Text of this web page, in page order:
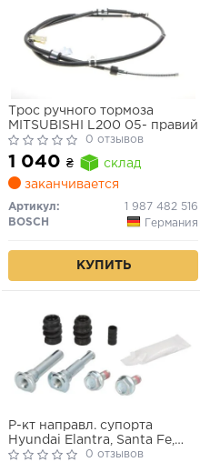
Трос ручного тормоза
MITSUBISHI L200 05- правий
0 отзывов
1 040 ₴
склад
заканчивается
Артикул:
1 987 482 516
BOSCH
Германия
КУПИТЬ
Р-кт направл. супорта
Hyundai Elantra, Santa Fe,
Sonata, Tucson /Kia Cerato,
0 отзывов